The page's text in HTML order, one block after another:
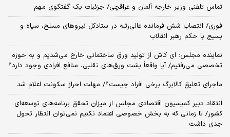
تماس تلفنی وزیر خارجه آلمان و عراقچی/ جزئیات یک گفتگوی مهم
فوری/ انتصاب شش فرمانده عالی‌رتبه در ستادکل نیروهای مسلح، سپاه و
بسیج با حکم رهبر انقلاب
نماینده مجلس: ای‌ کاش از تولید ورق ساختمانی خارج می‌شدیم و به حوزه
تخصصی می‌رفتیم/ آیا واقعاً پشت ورق‌های تقلبی، منافع افرادی وجود دارد؟
ماجرای تعلیق کالابرگ برخی افراد چیست؟/ مهلت احراز سکونت اعلام شد
انتقاد دبیر کمیسیون اقتصادی مجلس از میزان تحقق برنامه‌های توسعه‌ای
کشور/ تا زمانی که به بخش خصوصی اعتماد نکنیم نمی‌توان انتظار تحول
جدی داشت